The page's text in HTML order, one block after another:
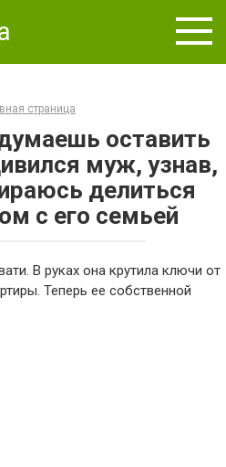
страница
оставить
муж, узнав,
делиться
с его семьей
В руках она крутила ключи от
Теперь ее собственной